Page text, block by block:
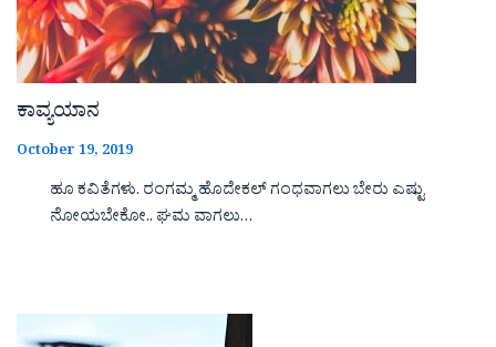
ಕಾವ್ಯಯಾನ
October 19, 2019
ಹೂ ಕವಿತೆಗಳು. ರಂಗಮ್ಮ ಹೊದೇಕಲ್ ಗಂಧವಾಗಲು ಬೇರು ಎಷ್ಟು
ನೋಯಬೇಕೋ.. ಘಮ ವಾಗಲು…